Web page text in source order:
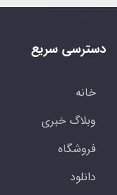
دسترسی سریع
خانه
وبلاگ خبری
فروشگاه
دانلود